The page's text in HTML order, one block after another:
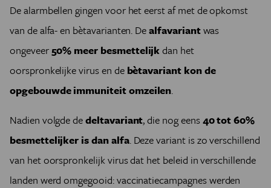
De alarmbellen gingen voor het eerst af met de opkomst
van de alfa- en bètavarianten. Dealfavariantwas
ongeveer50% meer besmettelijkdan het
oorspronkelijke virus en de bètavariant kon de
opgebouwde immuniteit omzeilen.
Nadien volgde dedeltavariant, die nog eens40 tot 60%
besmettelijker is dan alfa. Deze variant is zo verschillend
van het oorspronkelijk virus dat het beleid in verschillende
landen werd omgegooid: vaccinatiecampagnes werden